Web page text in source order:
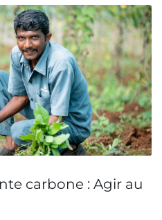
carbone : Agir au